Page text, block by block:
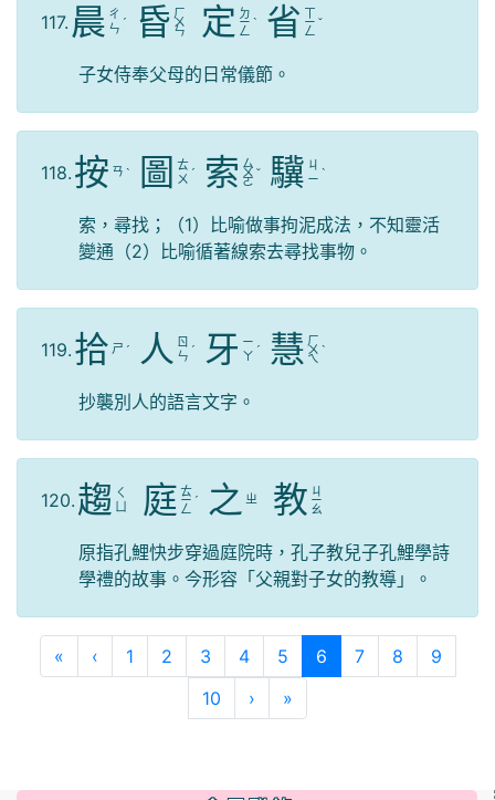
117. 晨 ㄔ
ㄣ ˊ 昏 ㄏ
ㄨ
ㄣ 定 ㄉ
ㄧ
ㄥ
ˋ 省 ㄒ
ㄧ
ㄥ
ˇ
子女侍奉父母的日常儀節。
118. 按 ㄢ ˋ 圖
ㄊ
ㄨ ˊ 索 ㄙ
ㄨ
ㄛ
ˇ 驥 ㄐ
ㄧ ˋ
索，尋找；（1）比喻做事拘泥成法，不知靈活
變通（2）比喻循著線索去尋找事物。
119. 拾 ㄕ ˊ 人 ㄖ
ㄣ ˊ 牙 ㄧ
ㄚ ˊ 慧 ㄏ
ㄨ
ㄟ
ˋ
抄襲別人的語言文字。
120. 趨 ㄑ
庭 ㄊ
ㄧ
ㄥ
ˊ 之 ㄓ 教 ㄐ
ㄧ
ㄠ
原指孔鯉快步穿過庭院時，孔子教兒子孔鯉學詩
學禮的故事。今形容「父親對子女的教導」。
« 第一頁
‹上一頁
1 2 3 4 5 6(目前頁次)
7 8
9
10
›下一頁
»最後頁